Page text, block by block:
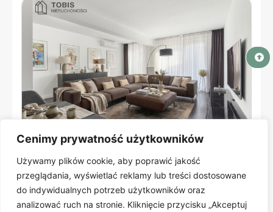
Cenimy prywatność użytkowników
Używamy plików cookie, aby poprawić jakość
przeglądania, wyświetlać reklamy lub treści dostosowane
do indywidualnych potrzeb użytkowników oraz
analizować ruch na stronie. Kliknięcie przycisku „Akceptuj
Poznań, Kościelna
Od zaraz | Jeżyce | garderoba | Park
Sołacki | ul.